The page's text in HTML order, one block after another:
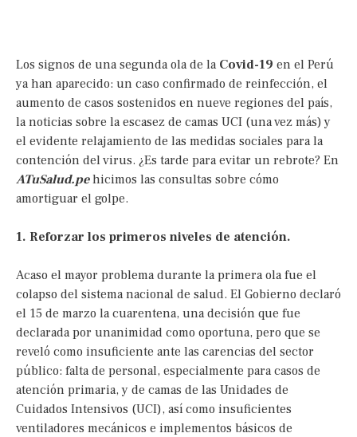
Los signos de una segunda ola de la Covid-19 en el Perú
ya han aparecido: un caso confirmado de reinfección, el
aumento de casos sostenidos en nueve regiones del país,
la noticias sobre la escasez de camas UCI (una vez más) y
el evidente relajamiento de las medidas sociales para la
contención del virus. ¿Es tarde para evitar un rebrote? En
ATuSalud.pehicimos las consultas sobre cómo
amortiguar el golpe.
1. Reforzar los primeros niveles de atención.
Acaso el mayor problema durante la primera ola fue el
colapso del sistema nacional de salud. El Gobierno declaró
el 15 de marzo la cuarentena, una decisión que fue
declarada por unanimidad como oportuna, pero que se
reveló como insuficiente ante las carencias del sector
público: falta de personal, especialmente para casos de
atención primaria, y de camas de las Unidades de
Cuidados Intensivos (UCI), así como insuficientes
ventiladores mecánicos e implementos básicos de